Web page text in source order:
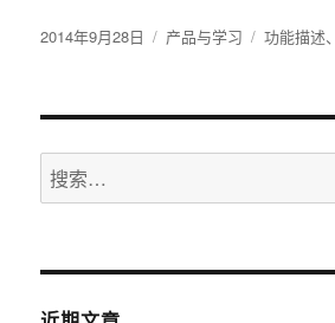
发
2014年9月28日
分
产品与学习
标
功能描述、
搜
索：